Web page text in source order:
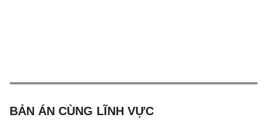
BẢN ÁN CÙNG LĨNH VỰC